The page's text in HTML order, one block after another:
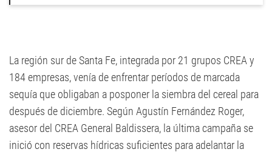
La región sur de Santa Fe, integrada por 21 grupos CREA y
184 empresas, venía de enfrentar períodos de marcada
sequía que obligaban a posponer la siembra del cereal para
después de diciembre. Según Agustín Fernández Roger,
asesor del CREA General Baldissera, la última campaña se
inició con reservas hídricas suficientes para adelantar la